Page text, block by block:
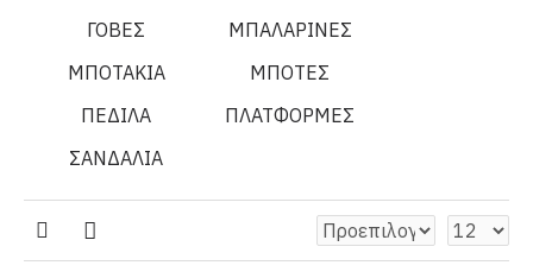
ΓΟΒΕΣ
ΜΠΑΛΑΡΙΝΕΣ
ΜΠΟΤΑΚΙΑ
ΜΠΟΤΕΣ
ΠΕΔΙΛΑ
ΠΛΑΤΦΟΡΜΕΣ
ΣΑΝΔΑΛΙΑ